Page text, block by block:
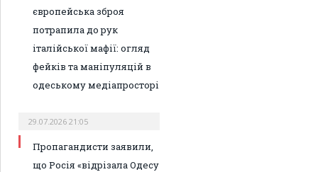
європейська зброя
потрапила до рук
італійської мафії: огляд
фейків та маніпуляцій в
одеському медіапросторі
29.07.2026 21:05
Пропагандисти заявили,
що Росія «відрізала Одесу